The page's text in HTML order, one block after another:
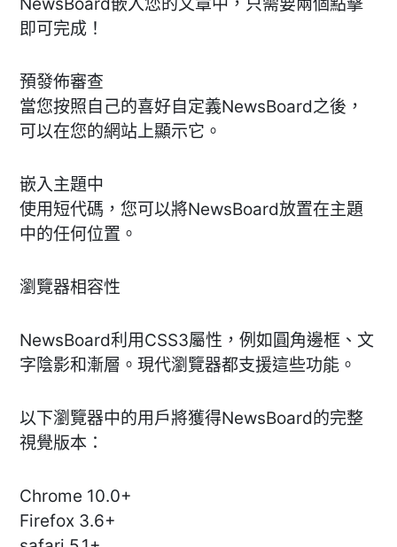
即可完成！
預發佈審查
當您按照自己的喜好自定義NewsBoard之後，
可以在您的網站上顯示它。
嵌入主題中
使用短代碼，您可以將NewsBoard放置在主題
中的任何位置。
瀏覽器相容性
NewsBoard利用CSS3屬性，例如圓角邊框、文
字陰影和漸層。現代瀏覽器都支援這些功能。
以下瀏覽器中的用戶將獲得NewsBoard的完整
視覺版本：
Chrome 10.0+
Firefox 3.6+